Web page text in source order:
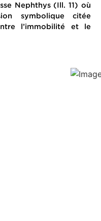
Nephthys (Ill. 11) où
symbolique citée
l’immobilité et le